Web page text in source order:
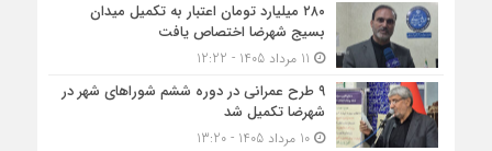
۲۸۰ میلیارد تومان اعتبار به تکمیل میدان
بسیج شهرضا اختصاص یافت
۹ طرح عمرانی در دوره ششم شوراهای شهر در
شهرضا تکمیل شد
10 مرداد 1405 - 13:20